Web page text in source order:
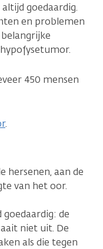
goedaardig.
en problemen
450 mensen
.
hersenen, aan de
van het oor.
de
niet uit. De
als die tegen